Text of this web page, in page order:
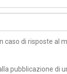
caso di risposte al
pubblicazione di